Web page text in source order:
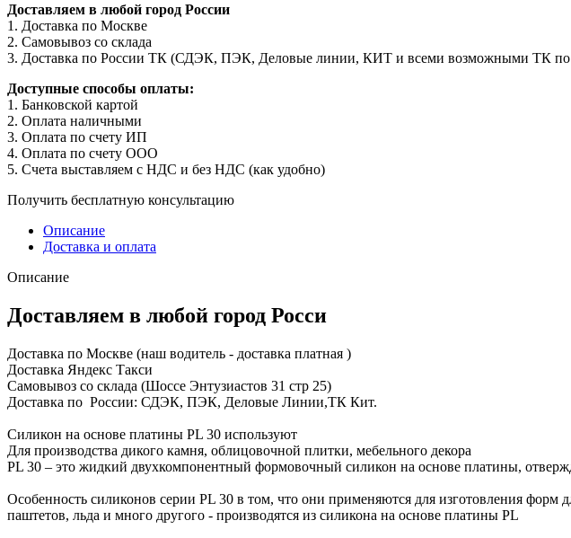
Доставляем в любой город России
1. Доставка по Москве
2. Самовывоз со склада
3. Доставка по России ТК (СДЭК, ПЭК, Деловые линии, КИТ и всеми возможными ТК по
Доступные способы оплаты:
1. Банковской картой
2. Оплата наличными
3. Оплата по счету ИП
4. Оплата по счету ООО
5. Счета выставляем с НДС и без НДС (как удобно)
Получить бесплатную консультацию
Описание
Доставка и оплата
Описание
Доставляем в любой город Росси
Доставка по Москве (наш водитель - доставка платная )
Доставка Яндекс Такси
Самовывоз со склада (Шоссе Энтузиастов 31 стр 25)
Доставка по России: СДЭК, ПЭК, Деловые Линии,ТК Кит.
Силикон на основе платины PL 30 используют
Для производства дикого камня, облицовочной плитки, мебельного декора
PL 30 – это жидкий двухкомпонентный формовочный силикон на основе платины,
Особенность силиконов серии PL 30 в том, что они применяются для изготовления
паштетов, льда и много другого - производятся из силикона на основе платины PL